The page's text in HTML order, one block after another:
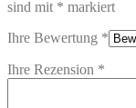
sind mit * markiert
Ihre Bewertung *
Ihre Rezension *